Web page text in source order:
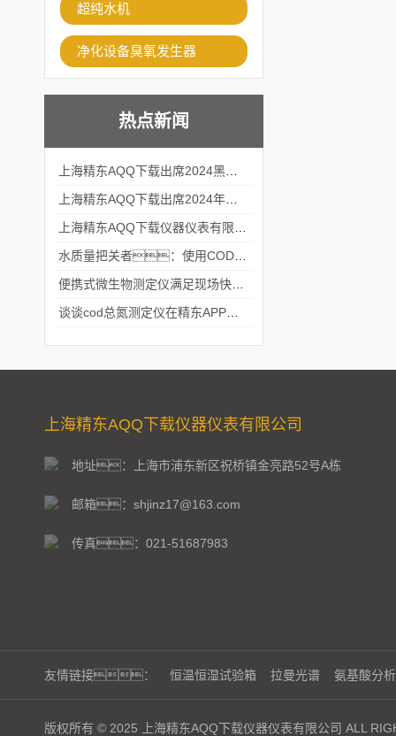
超纯水机
净化设备臭氧发生器
热点新闻
上海精东AQQ下载仪器仪表有限公司
地址：上海市浦东新区祝桥镇金亮路52号A栋
邮箱：shjinz17@163.com
传真：021-51687983
友情链接： 恒温恒湿试验箱 拉曼光谱 氨基酸分
版权所有 © 2025 上海精东AQQ下载仪器仪表有限公司 ALL